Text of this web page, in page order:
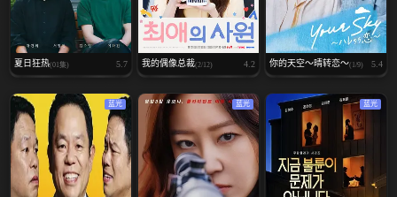
夏日狂热(01集) 5.7 我的偶像总裁(2/12) 4.2 你的天空～晴转恋～(1/9) 5.4
蓝光 蓝光 蓝光